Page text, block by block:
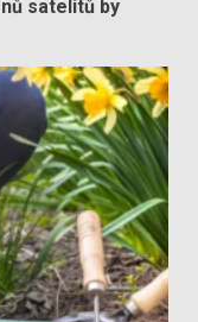
satelitů by